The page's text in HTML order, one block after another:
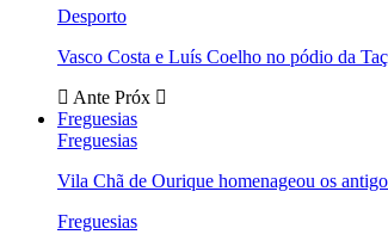
Desporto
Vasco Costa e Luís Coelho no pódio da
Ante Próx
Freguesias
Freguesias
Vila Chã de Ourique homenageou os
Freguesias